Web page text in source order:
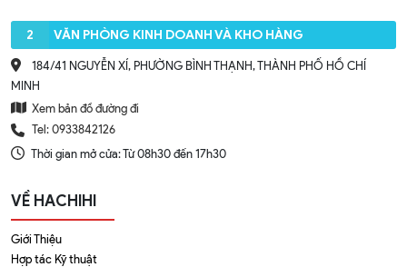
2 VĂN PHÒNG KINH DOANH VÀ KHO HÀNG
184/41 NGUYỄN XÍ, PHƯỜNG BÌNH THẠNH, THÀNH PHỐ HỒ CHÍ
MINH
Xem bản đồ đường đi
Tel: 0933842126
Thời gian mở cửa: Từ 08h30 đến 17h30
VỀ HACHIHI
Giới Thiệu
Hợp tác Kỹ thuật